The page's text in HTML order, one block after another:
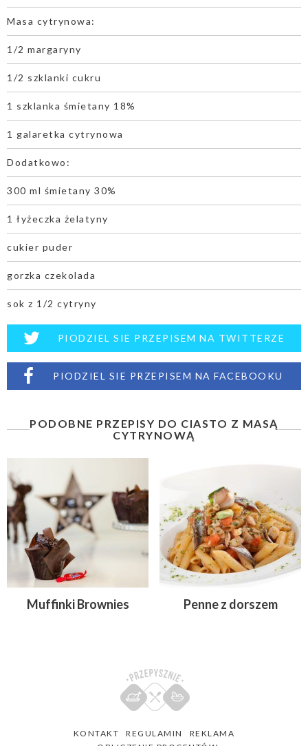
Masa cytrynowa:
1/2 margaryny
1/2 szklanki cukru
1 szklanka śmietany 18%
1 galaretka cytrynowa
Dodatkowo:
300 ml śmietany 30%
1 łyżeczka żelatyny
cukier puder
gorzka czekolada
sok z 1/2 cytryny
PIODZIEL SIE PRZEPISEM NA TWITTERZE
PIODZIEL SIE PRZEPISEM NA FACEBOOKU
PODOBNE PRZEPISY DO CIASTO Z MASĄ
CYTRYNOWĄ
Muffinki Brownies Penne z dorszem
KONTAKT REGULAMIN
REKLAMA